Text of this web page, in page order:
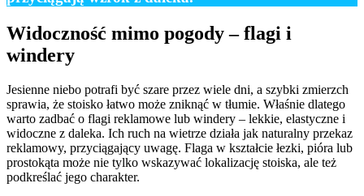
Widoczność mimo pogody – flagi i
windery
Jesienne niebo potrafi być szare przez wiele dni, a szybki zmierzch
sprawia, że stoisko łatwo może zniknąć w tłumie. Właśnie dlatego
warto zadbać o flagi reklamowe lub windery – lekkie, elastyczne i
widoczne z daleka. Ich ruch na wietrze działa jak naturalny przekaz
reklamowy, przyciągający uwagę. Flaga w kształcie łezki, pióra lub
prostokąta może nie tylko wskazywać lokalizację stoiska, ale też
podkreślać jego charakter.